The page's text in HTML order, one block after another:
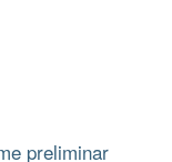
preliminar